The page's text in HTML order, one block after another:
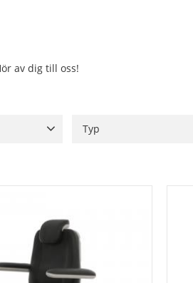
av dig till oss!
Typ